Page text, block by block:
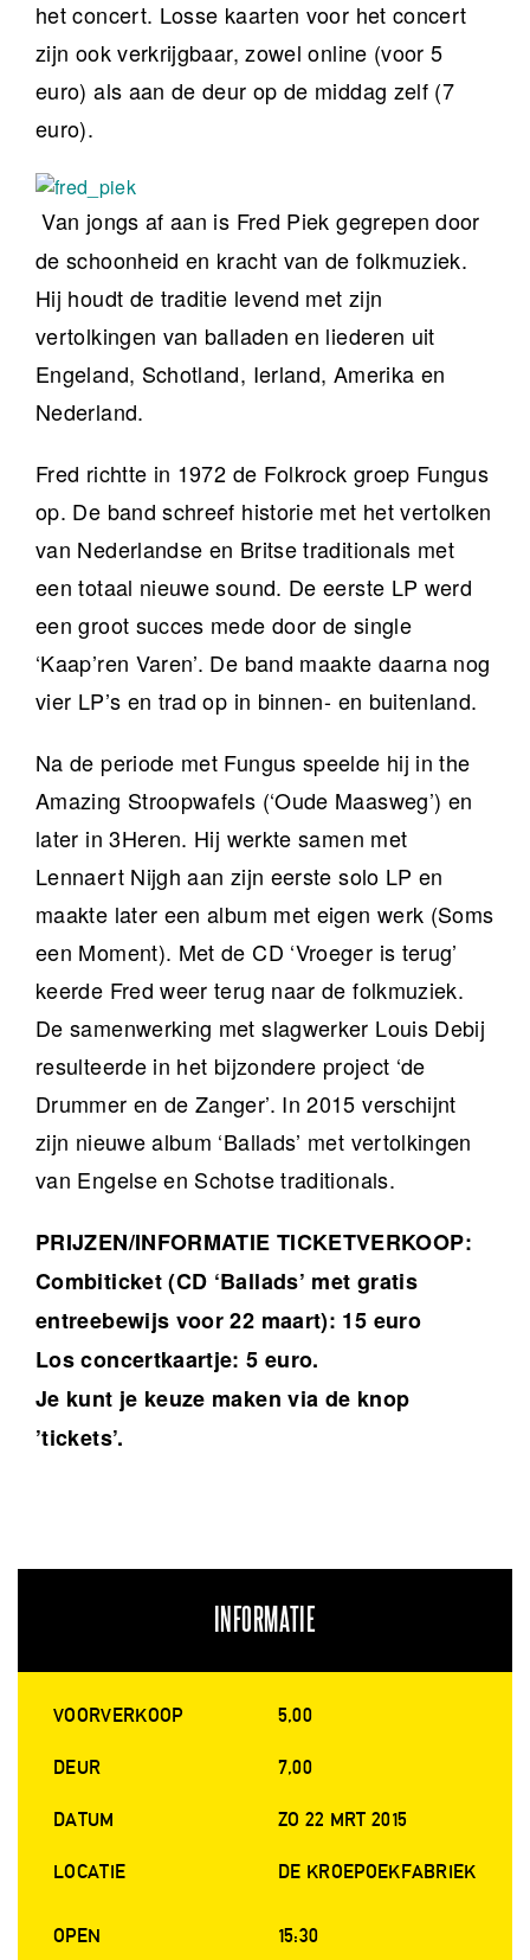
het concert. Losse kaarten voor het concert
zijn ook verkrijgbaar, zowel online (voor 5
euro) als aan de deur op de middag zelf (7
euro).
Van jongs af aan is Fred Piek gegrepen door
de schoonheid en kracht van de folkmuziek.
Hij houdt de traditie levend met zijn
vertolkingen van balladen en liederen uit
Engeland, Schotland, Ierland, Amerika en
Nederland.
Fred richtte in 1972 de Folkrock groep Fungus
op. De band schreef historie met het vertolken
van Nederlandse en Britse traditionals met
een totaal nieuwe sound. De eerste LP werd
een groot succes mede door de single
‘Kaap’ren Varen’. De band maakte daarna nog
vier LP’s en trad op in binnen- en buitenland.
Na de periode met Fungus speelde hij in the
Amazing Stroopwafels (‘Oude Maasweg’) en
later in 3Heren. Hij werkte samen met
Lennaert Nijgh aan zijn eerste solo LP en
maakte later een album met eigen werk (Soms
een Moment). Met de CD ‘Vroeger is terug’
keerde Fred weer terug naar de folkmuziek.
De samenwerking met slagwerker Louis Debij
resulteerde in het bijzondere project ‘de
Drummer en de Zanger’. In 2015 verschijnt
zijn nieuwe album ‘Ballads’ met vertolkingen
van Engelse en Schotse traditionals.
PRIJZEN/INFORMATIE TICKETVERKOOP:
Combiticket (CD ‘Ballads’ met gratis
entreebewijs voor 22 maart): 15 euro
Los concertkaartje: 5 euro.
Je kunt je keuze maken via de knop
’tickets’.
INFORMATIE
VOORVERKOOP 5,00
DEUR 7,00
DATUM ZO 22 MRT 2015
LOCATIE DE KROEPOEKFABRIEK
OPEN 15:30